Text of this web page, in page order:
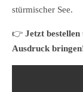
stürmischer See.
👉 Jetzt
Ausdruck